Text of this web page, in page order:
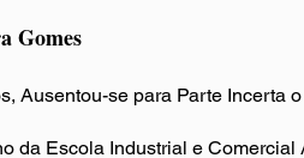
Gomes
Ausentou-se para Parte Incerta
da Escola Industrial e Comercial